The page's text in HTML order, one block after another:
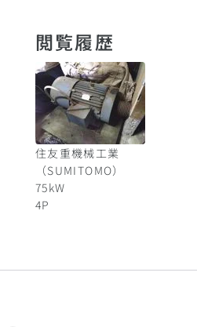
閲覧履歴
住友重機械工業
（SUMITOMO）
75kW
4P